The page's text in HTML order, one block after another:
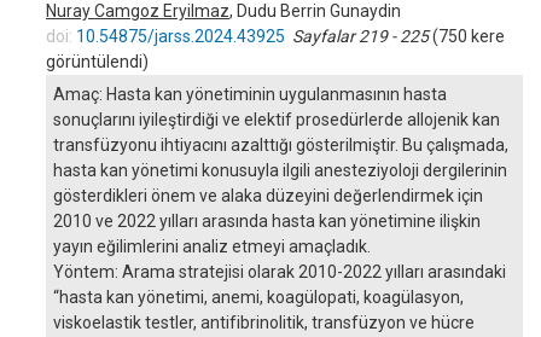
Nuray Camgoz Eryilmaz, Dudu Berrin Gunaydin
doi: 10.54875/jarss.2024.43925 Sayfalar 219 - 225(750 kere
görüntülendi)
Amaç: Hasta kan yönetiminin uygulanmasının hasta
sonuçlarını iyileştirdiği ve elektif prosedürlerde allojenik kan
transfüzyonu ihtiyacını azalttığı gösterilmiştir. Bu çalışmada,
hasta kan yönetimi konusuyla ilgili anesteziyoloji dergilerinin
gösterdikleri önem ve alaka düzeyini değerlendirmek için
2010 ve 2022 yılları arasında hasta kan yönetimine ilişkin
yayın eğilimlerini analiz etmeyi amaçladık.
Yöntem: Arama stratejisi olarak 2010-2022 yılları arasındaki
“hasta kan yönetimi, anemi, koagülopati, koagülasyon,
viskoelastik testler, antifibrinolitik, transfüzyon ve hücre